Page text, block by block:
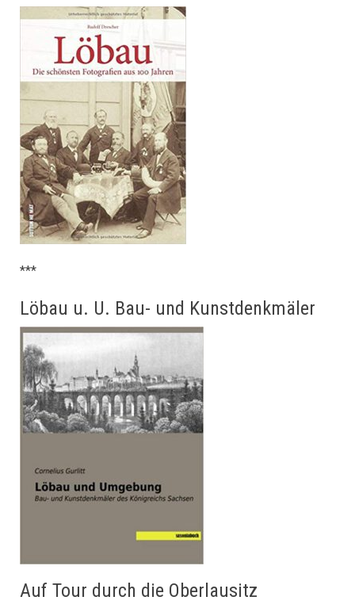
***
Löbau u. U. Bau- und Kunstdenkmäler
Auf Tour durch die Oberlausitz